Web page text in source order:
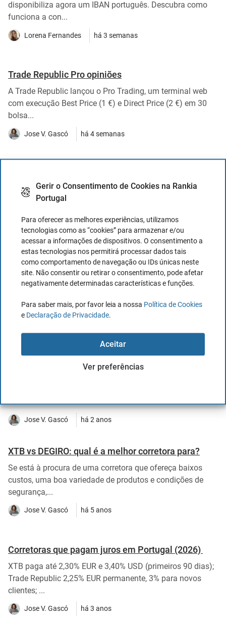
Gerir o Consentimento de Cookies na Rankia
Portugal
Para oferecer as melhores experiências, utilizamos
tecnologias como as “cookies” para armazenar e/ou
acessar a informações de dispositivos. O consentimento a
estas tecnologias nos permitirá processar dados tais
como comportamento de navegação ou IDs únicas neste
site. Não consentir ou retirar o consentimento, pode afetar
negativamente determinadas características e funções.
Para saber mais, por favor leia a nossa Política de Cookies
e Declaração de Privacidade
Aceitar
Ver preferências
disponibiliza agora um IBAN português. Descubra como
funciona a con...
Lorena Fernandes há 3 semanas
Trade Republic Pro opiniões
A Trade Republic lançou o Pro Trading, um terminal web
com execução Best Price (1 €) e Direct Price (2 €) em 30
bolsa...
Jose V. Gascó há 4 semanas
A OpenAI poderá preparar a sua entrada em bolsa para
setembro de 2026, com uma avaliação estimada de 1
Jose V. Gascó há 1 mês
Ver todos os Artigos
Artigos mais lidos
com ...
Jose V. Gascó há 2 anos
XTB vs DEGIRO: qual é a melhor corretora para?
Se está à procura de uma corretora que ofereça baixos
custos, uma boa variedade de produtos e condições de
segurança,...
Jose V. Gascó há 5 anos
Corretoras que pagam juros em Portugal (2026)
XTB paga até 2,30% EUR e 3,40% USD (primeiros 90 dias);
Trade Republic 2,25% EUR permanente, 3% para novos
clientes; ...
Jose V. Gascó há 3 anos